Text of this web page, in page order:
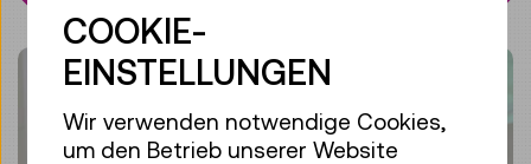
COOKIE-
EINSTELLUNGEN
Wir verwenden notwendige Cookies,
um den Betrieb unserer Website